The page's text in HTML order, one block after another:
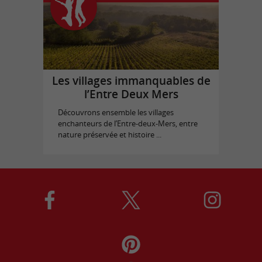
Les villages immanquables de
l’Entre Deux Mers
Découvrons ensemble les villages
enchanteurs de l’Entre-deux-Mers, entre
nature préservée et histoire ...